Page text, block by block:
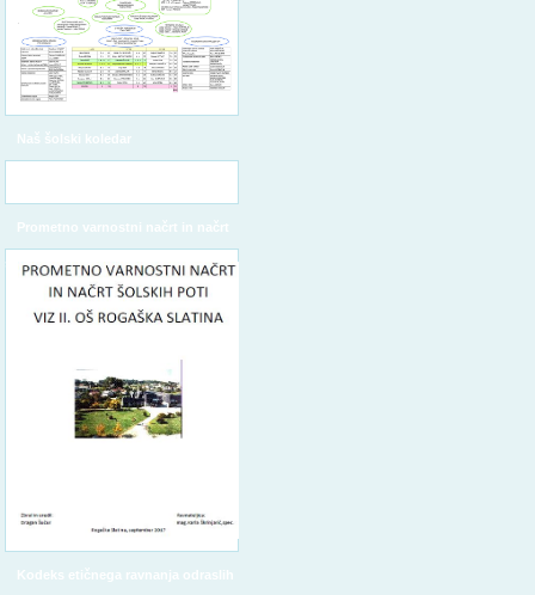
Naš šolski koledar
Prometno varnostni načrt in načrt
šolskih poti
Kodeks etičnega ravnanja odraslih